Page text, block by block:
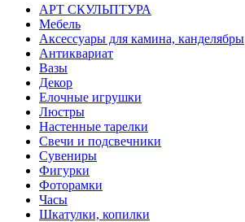
АРТ СКУЛЬПТУРА
Мебель
Аксессуары для камина, канделябры
Антиквариат
Вазы
Декор
Елочные игрушки
Люстры
Настенные тарелки
Свечи и подсвечники
Сувениры
Фигурки
Фоторамки
Часы
Шкатулки, копилки